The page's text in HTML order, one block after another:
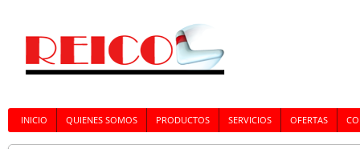
INICIO QUIENES SOMOS PRODUCTOS SERVICIOS OFERTAS